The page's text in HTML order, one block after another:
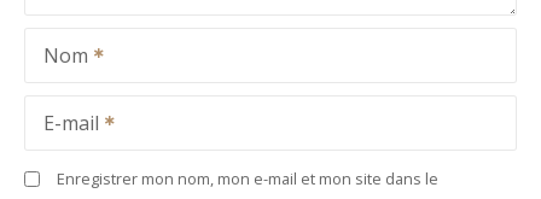
Nom
E-mail
Enregistrer mon nom, mon e-mail et mon site dans le